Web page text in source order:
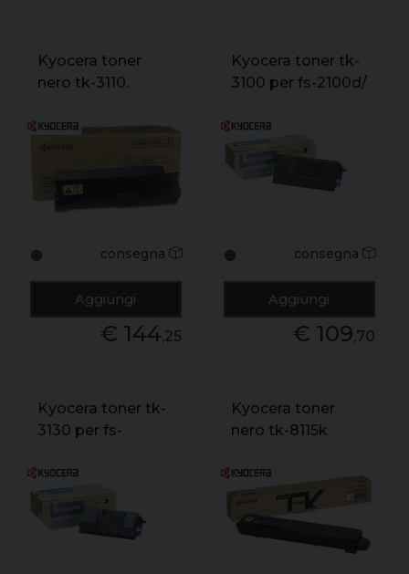
Kyocera toner
nero tk-3110.
4100dn. fs-
m3550idn.
m3560idn
🟠 consegna
Aggiungi
€ 144,25
Kyocera toner tk-
3100 per fs-2100d/
🟠 consegna
Aggiungi
€ 109,70
Kyocera toner tk-
3130 per fs-
Kyocera toner
nero tk-8115k